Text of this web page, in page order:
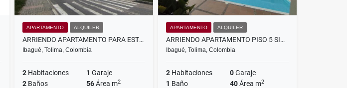
APARTAMENTO ALQUILER
ARRIENDO APARTAMENTO PARA ESTRENAR PISO 3 SECTOR SAMARIA
Ibagué, Tolima, Colombia
2 Habitaciones 1 Garaje
2 Baños 56Área m2
APARTAMENTO ALQUILER
ARRIENDO APARTAMENTO PISO 5 SIN ASCENSOR SECTOR SANTA RITA
Ibagué, Tolima, Colombia
2 Habitaciones 0Garaje
1 Baño 40Área m2